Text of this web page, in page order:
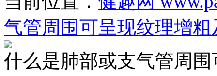
气管周围可呈现纹理增
什么是肺部或支气管周